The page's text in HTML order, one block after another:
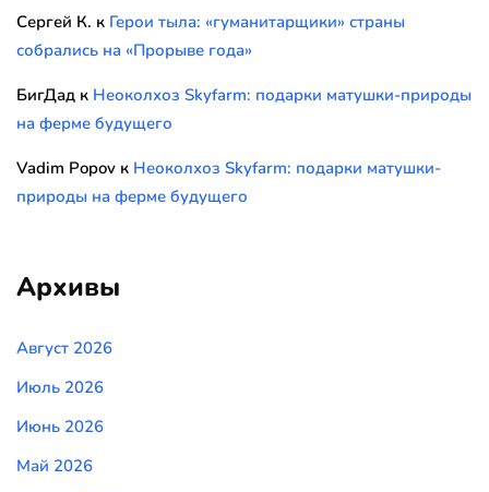
Сергей К. к Герои тыла: «гуманитарщики» страны
собрались на «Прорыве года»
БигДад к Неоколхоз Skyfarm: подарки матушки-природы
на ферме будущего
Vadim Popov к Неоколхоз Skyfarm: подарки матушки-
природы на ферме будущего
Архивы
Август 2026
Июль 2026
Июнь 2026
Май 2026